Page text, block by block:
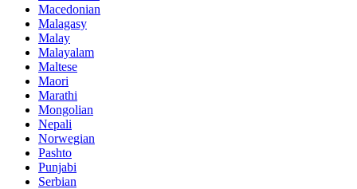
Macedonian
Malagasy
Malay
Malayalam
Maltese
Maori
Marathi
Mongolian
Nepali
Norwegian
Pashto
Punjabi
Serbian